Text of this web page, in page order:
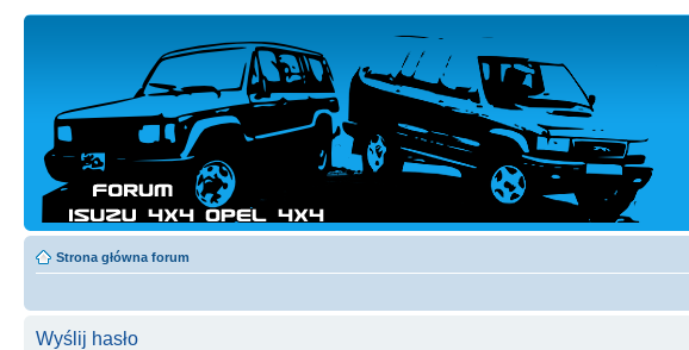
Strona główna forum
Wyślij hasło